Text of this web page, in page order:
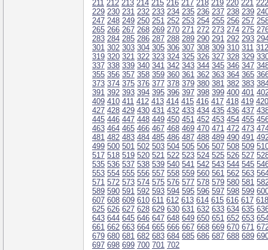
211 212 213 214 215 216 217 218 219 220 221 222
229 230 231 232 233 234 235 236 237 238 239
247 248 249 250 251 252 253 254 255 256 257
265 266 267 268 269 270 271 272 273 274 275
283 284 285 286 287 288 289 290 291 292 293
301 302 303 304 305 306 307 308 309 310 311 312
319 320 321 322 323 324 325 326 327 328 329
337 338 339 340 341 342 343 344 345 346 347
355 356 357 358 359 360 361 362 363 364 365
373 374 375 376 377 378 379 380 381 382 383
391 392 393 394 395 396 397 398 399 400 401
409 410 411 412 413 414 415 416 417 418 419 420
427 428 429 430 431 432 433 434 435 436 437
445 446 447 448 449 450 451 452 453 454 455
463 464 465 466 467 468 469 470 471 472 473
481 482 483 484 485 486 487 488 489 490 491
499 500 501 502 503 504 505 506 507 508 509
517 518 519 520 521 522 523 524 525 526 527
535 536 537 538 539 540 541 542 543 544 545
553 554 555 556 557 558 559 560 561 562 563
571 572 573 574 575 576 577 578 579 580 581
589 590 591 592 593 594 595 596 597 598 599
607 608 609 610 611 612 613 614 615 616 617 618
625 626 627 628 629 630 631 632 633 634 635
643 644 645 646 647 648 649 650 651 652 653
661 662 663 664 665 666 667 668 669 670 671
679 680 681 682 683 684 685 686 687 688 689
697 698 699 700 701 702